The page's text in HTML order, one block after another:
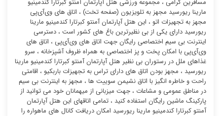
مسافرین گرامی ، مجموعه ورزشی هتل آپارتمان آمنتو کبرتارا کندمینیو
مارینا ریورسید مجهز به تلویزیون (صفحه تخت) ، اتاق های وی‌آی‌پی
مجهز به تجهیزات اتو ، این هتل آپارتمان آمنتو کبرتارا کندمینیو مارینا
ریورسید دارای یکی از بی نظیرترین باغ های کشور است ، دسترسی
اینترنت بی سیم اختصاصی رایگان جهت اتاق های وی‌آی‌پی ، اتاق های
وی‌آی‌پی با امکان پخت و پز اختصاصی به همراه ظروف آشپزخانه ، سرو
غذاهای ملل در رستوران بی نظیر هتل آپارتمان آمنتو کبرتارا کندمینیو مارینا
ریورسید ، مجهز بودن اتاق های دارای تراس به تجهیزات باربکیو ، اقامتی
راحت و خاطره انگیز با اتاق نشیمن سوییت ها ، مجهز به اینترنت بی سیم
در مناطق عمومی و مشاعات ، جهت میزبانی از میهمانان خود می توانید از
پارکینگ ماشین رایگان استفاده کنید ، تمامی اتاقهای این هتل آپارتمان
آمنتو کبرتارا کندمینیو مارینا ریورسید امکان دریافت کانال های ماهواره را